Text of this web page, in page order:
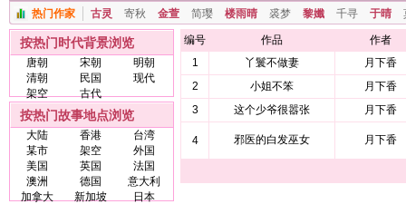
热门作家 古灵 寄秋 金萱 简璎 楼雨晴 裘梦 黎孅 千寻 于晴
按热门时代背景浏览
唐朝 宋朝
明朝
清朝
民国
现代
架空
古代
按热门故事地点浏览
大陆 香港
台湾
某市
架空
外国
美国
英国
法国
澳洲
德国
意大利
加拿大
新加坡
日本
编号 作品
作者
1
丫鬟不做妻
月下香
2
小姐不笨
月下香
3
这个少爷很嚣张 月下香
4 邪医的白发巫女 月下香